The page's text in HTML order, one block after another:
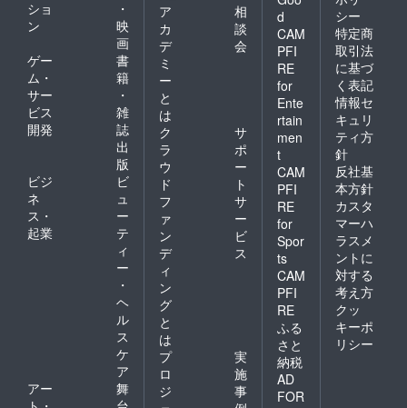
ショ
ン
・
映
画
ゲー
ム・
サー
ビス
開発
書
籍
・
雑
誌
出
版
ビジ
ネ
ス・
起業
ビ
ュ
ー
テ
ィ
ー
・
ヘ
ル
ス
ケ
ア
アー
舞
ア
カ
デ
ミ
ー
と
は
相
談
会
ク
ラ
ウ
ド
フ
ァ
ン
デ
ィ
ン
グ
と
は
サ
ポ
ー
ト
サ
ー
ビ
ス
プ
ロ
ジ
実
施
事
d
CAM
PFI
RE
for
Ente
rtain
men
t
CAM
PFI
RE
for
Spor
ts
CAM
PFI
RE
ふる
さと
納税
AD
FOR
シー
特定商
取引法
に基づ
く表記
情報セ
キュリ
ティ方
針
反社基
本方針
カスタ
マーハ
ラスメ
ントに
対する
考え方
クッ
キーポ
リシー